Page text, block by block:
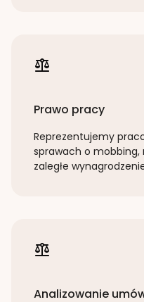
Prawo pracy
Reprezentujemy
sprawach o mobbing,
zaległe
Analizowanie